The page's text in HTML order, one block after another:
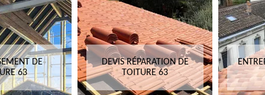
DE
63
DEVIS RÉPARATION DE
TOITURE 63